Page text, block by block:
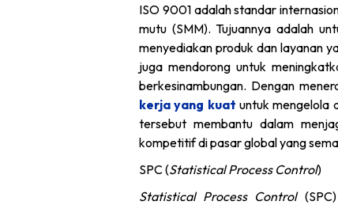
ISO 9001 adalah standar
mutu (SMM). Tujuannya adalah
menyediakan produk dan layanan
juga mendorong untuk
berkesinambungan. Dengan
kerja yang kuat untuk mengelola
tersebut membantu dalam
kompetitif di pasar global yang
SPC (Statistical Process Control)
Statistical Process Control(SPC)